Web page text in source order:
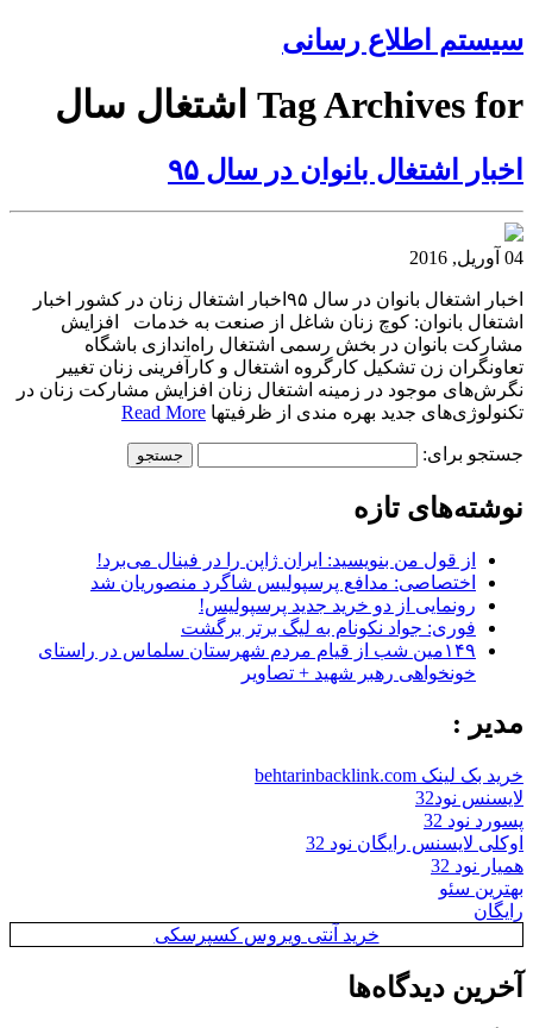
سیستم اطلاع رسانی
Tag Archives for اشتغال سال
اخبار اشتغال بانوان در سال ۹۵
04 آوریل, 2016
اخبار اشتغال بانوان در سال ۹۵اخبار اشتغال زنان در کشور اخبار
اشتغال بانوان: کوچ زنان شاغل از صنعت به خدمات افزایش
مشارکت بانوان در بخش رسمی اشتغال راه‌اندازی باشگاه
تعاونگران زن تشکیل کارگروه اشتغال و کارآفرینی زنان تغییر
نگرش‌های موجود در زمینه اشتغال زنان افزایش مشارکت زنان در
تکنولوژی‌های جدید بهره مندی از ظرفیتها Read More
جستجو برای:
نوشته‌های تازه
از قول من بنویسید: ایران ژاپن را در فینال می‌برد!
اختصاصی: مدافع پرسپولیس شاگرد منصوریان شد
رونمایی از دو خرید جدید پرسپولیس!
فوری: جواد نکونام به لیگ برتر برگشت
۱۴۹مین شب از قیام مردم شهرستان سلماس در راستای
خونخواهی رهبر شهید + تصاویر
مدیر :
خرید بک لینک behtarinbacklink.com
لایسنس نود32
پسورد نود 32
اوکلی لایسنس رایگان نود 32
همیار نود 32
بهترین سئو
رایگان
خرید آنتی ویروس کسپرسکی
آخرین دیدگاه‌ها